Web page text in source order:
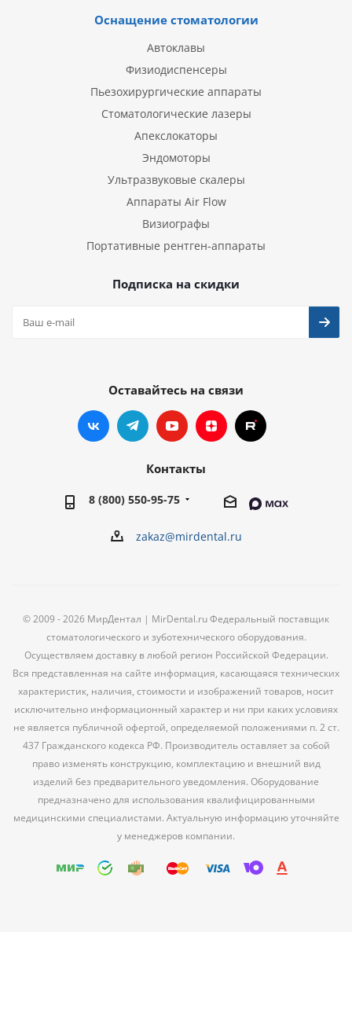
Оснащение стоматологии
Автоклавы
Физиодиспенсеры
Пьезохирургические аппараты
Стоматологические лазеры
Апекслокаторы
Эндомоторы
Ультразвуковые скалеры
Аппараты Air Flow
Визиографы
Портативные рентген-аппараты
Подписка на скидки
Оставайтесь на связи
Контакты
8 (800) 550-95-75
zakaz@mirdental.ru
© 2009 - 2026 МирДентал | MirDental.ru Федеральный поставщик
стоматологического и зуботехнического оборудования.
Осуществляем доставку в любой регион Российской Федерации.
Вся представленная на сайте информация, касающаяся технических
характеристик, наличия, стоимости и изображений товаров, носит
исключительно информационный характер и ни при каких условиях
не является публичной офертой, определяемой положениями п. 2 ст.
437 Гражданского кодекса РФ. Производитель оставляет за собой
право изменять конструкцию, комплектацию и внешний вид
изделий без предварительного уведомления. Оборудование
предназначено для использования квалифицированными
медицинскими специалистами. Актуальную информацию уточняйте
у менеджеров компании.